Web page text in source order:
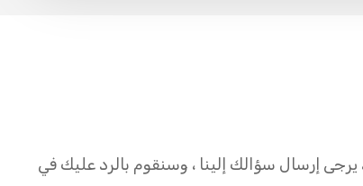
يرجى إرسال سؤالك إلينا ، وسنقوم بالرد عليك في